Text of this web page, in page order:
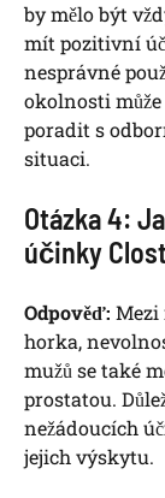
by mělo být
mít pozitivní
nesprávné
okolnosti
poradit s
situaci.
Otázka 4:
účinky
Odpověď: Mezi
horka,
mužů se také
prostatou.
nežádoucích
jejich výskytu.